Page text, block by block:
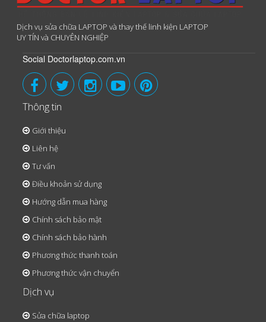
Dịch vụ sửa chữa LAPTOP và thay thế linh kiện LAPTOP
UY TÍN và CHUYÊN NGHIỆP
Social Doctorlaptop.com.vn
Thông tin
Giới thiệu
Liên hệ
Tư vấn
Điều khoản sử dụng
Hướng dẫn mua hàng
Chính sách bảo mật
Chính sách bảo hành
Phương thức thanh toán
Phương thức vận chuyển
Dịch vụ
Sửa chữa laptop